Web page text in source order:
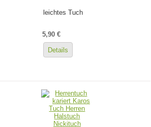
leichtes Tuch
5,90 €
Details